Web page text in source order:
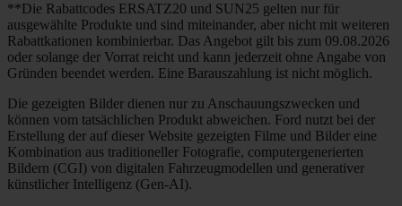
**Die Rabattcodes ERSATZ20 und SUN25 gelten nur für
ausgewählte Produkte und sind miteinander, aber nicht mit weiteren
Rabattkationen kombinierbar. Das Angebot gilt bis zum 09.08.2026
oder solange der Vorrat reicht und kann jederzeit ohne Angabe von
Gründen beendet werden. Eine Barauszahlung ist nicht möglich.
Die gezeigten Bilder dienen nur zu Anschauungszwecken und
können vom tatsächlichen Produkt abweichen. Ford nutzt bei der
Erstellung der auf dieser Website gezeigten Filme und Bilder eine
Kombination aus traditioneller Fotografie, computergenerierten
Bildern (CGI) von digitalen Fahrzeugmodellen und generativer
künstlicher Intelligenz (Gen-AI).